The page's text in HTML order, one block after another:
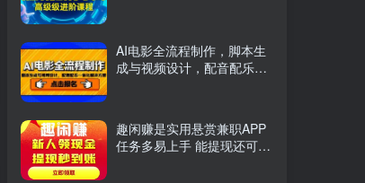
AI电影全流程制作，脚本生
成与视频设计，配音配乐一
趣闲赚是实用悬赏兼职APP
任务多易上手 能提现还可邀